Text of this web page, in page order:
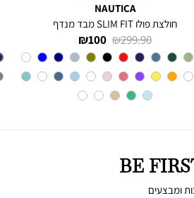
NAUTICA
חולצת פולו SLIM FIT מבד מנדף
מחיר
מוצר
100 ₪
מחיר
רגיל
299.90 ₪
צבע
Red
BE
ומבצעים